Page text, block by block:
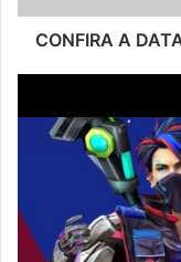
CONFIRA A
CHEGANDO,